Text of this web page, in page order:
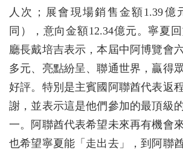
人次；展會現場銷售金額1.39億
同），意向金額12.34億元。寧夏
廳長戴培吉表示，本屆中阿博覽會
多元、亮點紛呈、聯通世界，贏得
好評。特別是主賓國阿聯酋代表返
謝，並表示這是他們參加的最頂級
一。阿聯酋代表希望未來再有機會
也希望寧夏能「走出去」，到阿聯